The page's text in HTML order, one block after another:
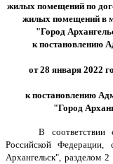
жилых помещений по
жилых помещений в
"Город
к постановлению
от 28 января 2022
к постановлению
"Город
В
Российской Федерации,
Архангельск", разделом